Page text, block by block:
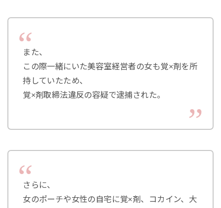
また、
この際一緒にいた美容室経営者の女も覚×剤を所
持していたため、
覚×剤取締法違反の容疑で逮捕された。
さらに、
女のポーチや女性の自宅に覚×剤、コカイン、大